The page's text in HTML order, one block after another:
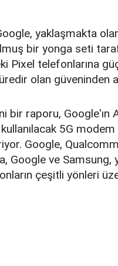
yaklaşmakta
bir yonga seti
Pixel telefonlarına
olan güveninden
bir raporu, Google'ın
5G
Google,
Google ve Samsung,
çeşitli yönleri